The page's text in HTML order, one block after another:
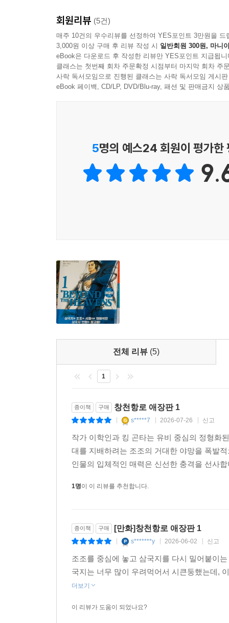
회원리뷰 (5건)
매주 10건의 우수리뷰를 선정하여 YES포인트 3만원을 드
3,000원 이상 구매 후 리뷰 작성 시 일반회원 300원, 마니
eBook은 다운로드 후 작성한 리뷰만 YES포인트 지급됩니
클래스는 첫번째 회차 주문확정 시점부터 마지막 회차 주
사락 독서모임으로 진행된 클래스는 사락 독서모임 게시
eBook 페이백, CD/LP, DVD/Blu-ray, 패션 및 판매금지 상
5명의 예스24 회원이 평가한
전체 리뷰 (5)
1
종이책 구매 창천항로 애장판 1
s*****7 2026-07-26 신고
작가 이학인과 킹 곤타는 유비 중심의 정형화
대를 지배하려는 조조의 거대한 야망을 폭발
인물의 입체적인 매력은 신선한 충격을 선사
1명이 이 리뷰를 추천합니다.
종이책 구매 [만화]창천항로 애장판 1
s*******y 2026-06-02 신고
조조를 중심에 놓고 삼국지를 다시 밀어붙이
국지는 너무 많이 우려먹어서 시큰둥했는데,
더보기
이 리뷰가 도움이 되었나요?